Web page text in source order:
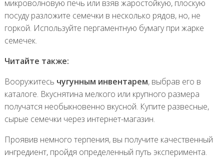
микроволновую печь или взяв жаростойкую, плоскую
посуду разложите семечки в несколько рядов, но, не
горкой. Используйте пергаментную бумагу при жарке
семечек.
Читайте также:
Вооружитесь чугунным инвентарем, выбрав его в
каталоге. Вкуснятина мелкого или крупного размера
получатся необыкновенно вкусной. Купите развесные,
сырые семечки через интернет-магазин.
Проявив немного терпения, вы получите качественный
ингредиент, пройдя определенный путь эксперимента.